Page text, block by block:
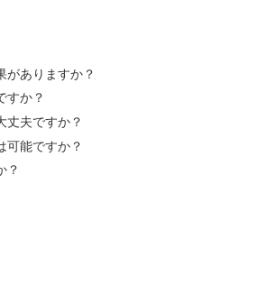
がありますか？
すか？
丈夫ですか？
可能ですか？
？